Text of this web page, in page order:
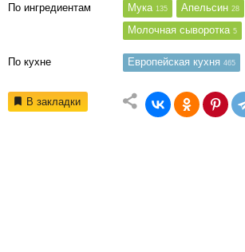
По ингредиентам Мука 135 Апельсин 28
Молочная сыворотка 5
По кухне Европейская кухня 465
В закладки